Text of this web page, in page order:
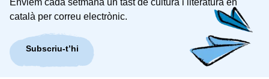
Enviem cada setmana un tast de cultura i literatura en
català per correu electrònic.
Subscriu-t’hi